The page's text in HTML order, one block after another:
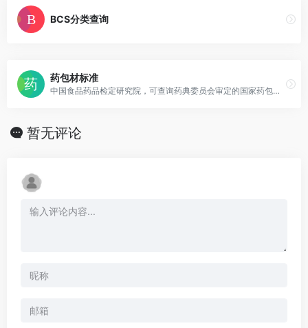
BCS分类查询
药包材标准
中国食品药品检定研究院，可查询药典委员会审定的国家药包材标准。
暂无评论